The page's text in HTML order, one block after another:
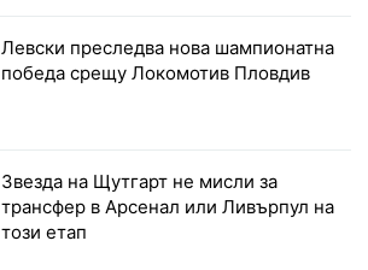
Левски преследва нова шампионатна
победа срещу Локомотив Пловдив
Звезда на Щутгарт не мисли за
трансфер в Арсенал или Ливърпул на
този етап